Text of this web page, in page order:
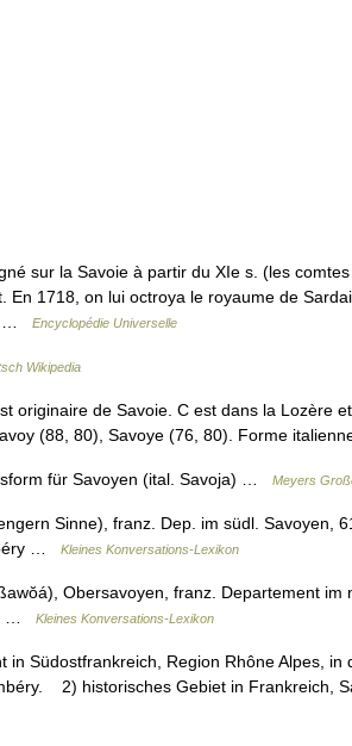
sur la Savoie à partir du XIe s. (les comtes
En 1718, on lui octroya le royaume de
…
Encyclopédie Universelle
Wikipedia
originaire de Savoie. C est dans la Lozère
(88, 80), Savoye (76, 80). Forme
für Savoyen (ital. Savoja) … Meyers
Sinne), franz. Dep. im südl. Savoyen,
…
Kleines Konversations-Lexikon
Obersavoyen, franz. Departement im
…
Kleines Konversations-Lexikon
Region Rhône Alpes, in
2) historisches Gebiet in